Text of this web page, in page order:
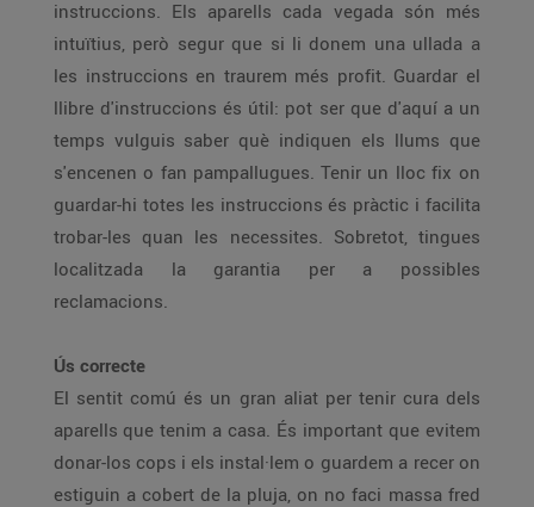
instruccions. Els aparells cada vegada són més
intuïtius, però segur que si li donem una ullada a
les instruccions en traurem més profit. Guardar el
llibre d'instruccions és útil: pot ser que d'aquí a un
temps vulguis saber què indiquen els llums que
s'encenen o fan pampallugues. Tenir un lloc fix on
guardar-hi totes les instruccions és pràctic i facilita
trobar-les quan les necessites. Sobretot, tingues
localitzada la garantia per a possibles
reclamacions.
Ús correcte
El sentit comú és un gran aliat per tenir cura dels
aparells que tenim a casa. És important que evitem
donar-los cops i els instal·lem o guardem a recer on
estiguin a cobert de la pluja, on no faci massa fred